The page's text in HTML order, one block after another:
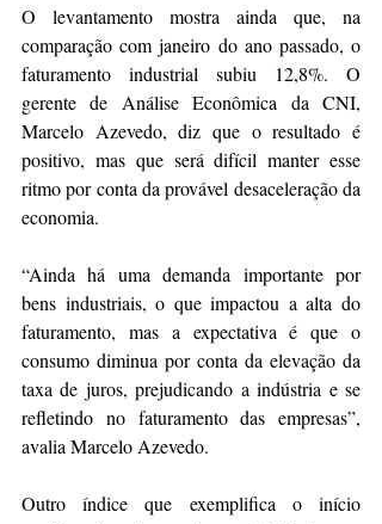
O levantamento mostra ainda que, na
comparação com janeiro do ano passado, o
faturamento industrial subiu 12,8%. O
gerente de Análise Econômica da CNI,
Marcelo Azevedo, diz que o resultado é
positivo, mas que será difícil manter esse
ritmo por conta da provável desaceleração da
economia.
“Ainda há uma demanda importante por
bens industriais, o que impactou a alta do
faturamento, mas a expectativa é que o
consumo diminua por conta da elevação da
taxa de juros, prejudicando a indústria e se
refletindo no faturamento das empresas”,
avalia Marcelo Azevedo.
Outro índice que exemplifica o início